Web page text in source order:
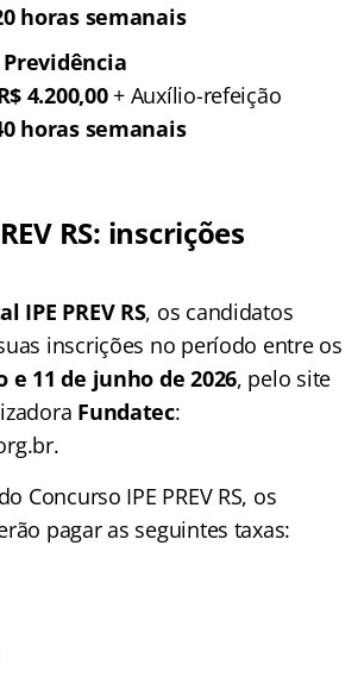
horas semanais
4.200,00+ Auxílio-refeição
horas semanais
RS: inscrições
IPE PREV RS, os candidatos
inscrições no período entre os
e 11 de junho de 2026, pelo site
Fundatec:
Concurso IPE PREV RS, os
pagar as seguintes taxas: